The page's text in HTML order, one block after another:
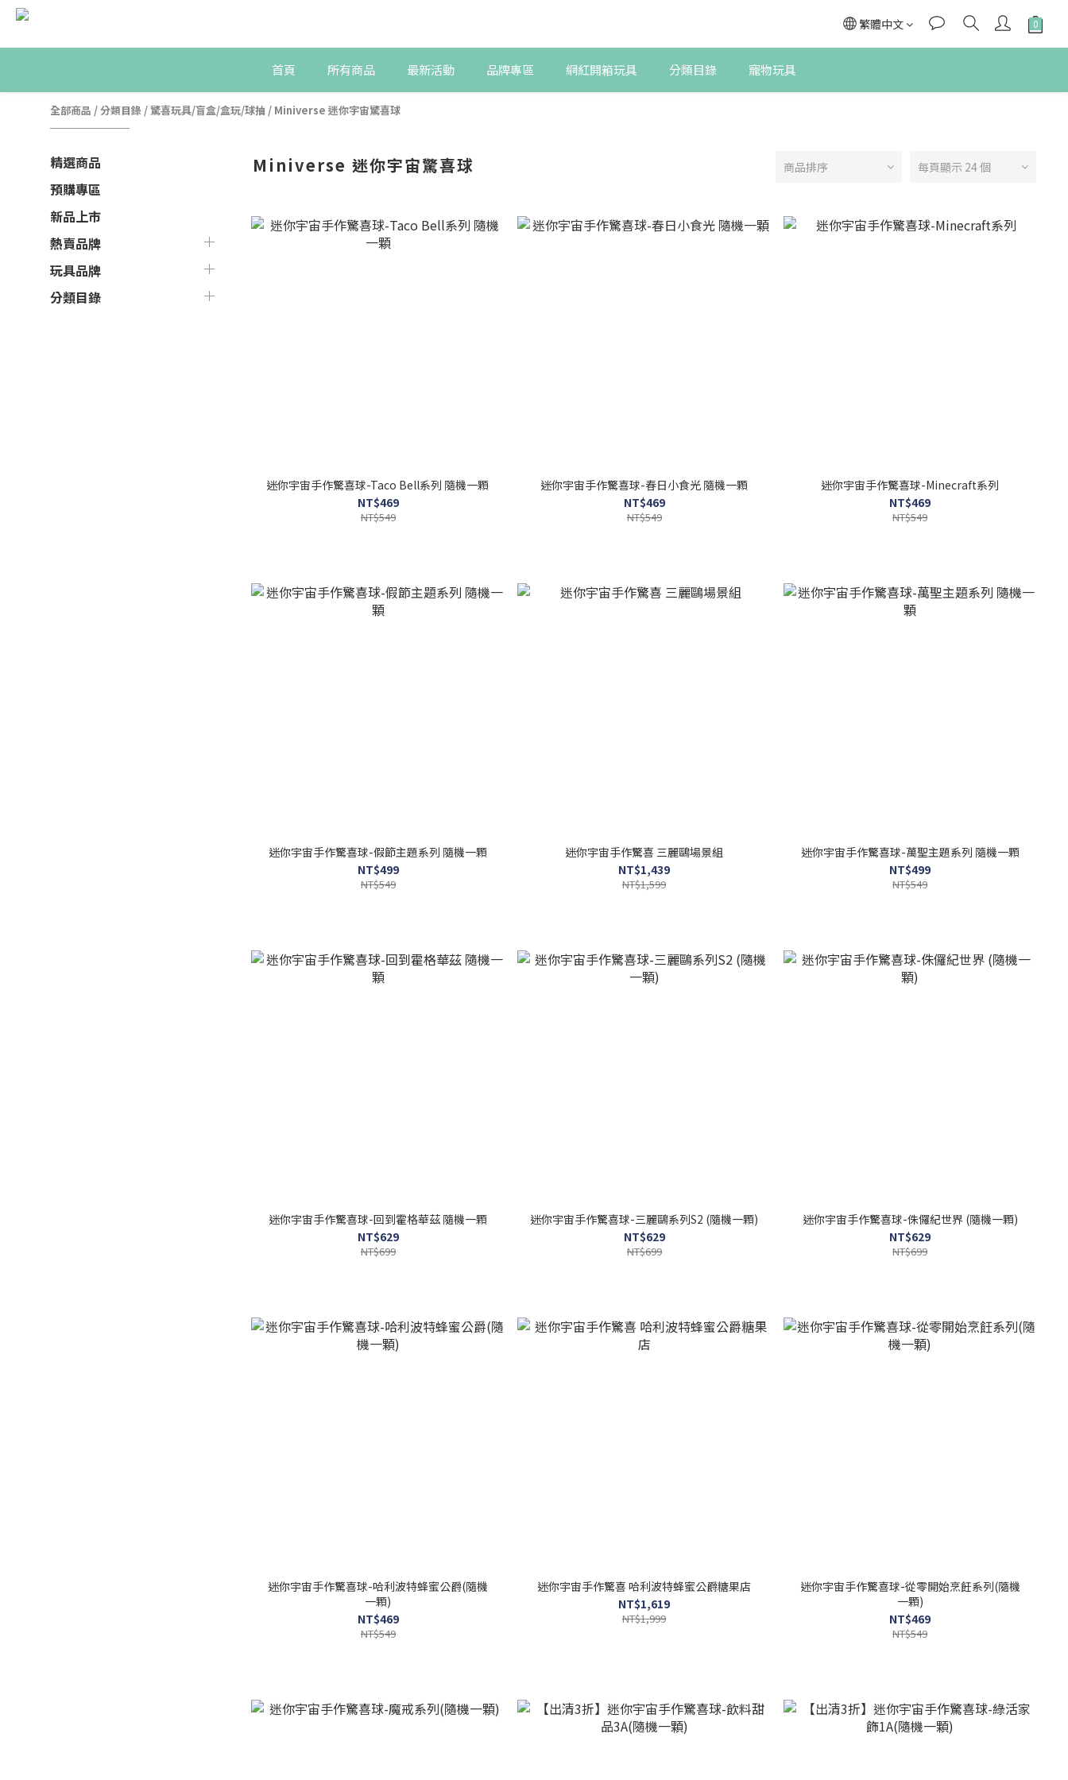
繁體中文
首頁 所有商品 最新活動 品牌專區 網紅開箱玩具 分類目錄 寵物玩具
全部商品 /分類目錄 /驚喜玩具/盲盒/盒玩/球抽 / Miniverse 迷你宇宙驚喜球
精選商品
預購專區
新品上市
熱賣品牌
玩具品牌
分類目錄
Miniverse 迷你宇宙驚喜球 商品排序 每頁顯示 24 個
迷你宇宙手作驚喜球-Taco Bell系列 隨機一顆
NT$469
NT$549
迷你宇宙手作驚喜球-春日小食光 隨機一顆
NT$469
NT$549
迷你宇宙手作驚喜球-Minecraft系列
NT$469
NT$549
迷你宇宙手作驚喜球-假節主題系列 隨機一顆
NT$499
NT$549
迷你宇宙手作驚喜 三麗鷗場景組
NT$1,439
NT$1,599
迷你宇宙手作驚喜球-萬聖主題系列 隨機一顆
NT$499
NT$549
迷你宇宙手作驚喜球-回到霍格華茲 隨機一顆
NT$629
NT$699
迷你宇宙手作驚喜球-三麗鷗系列S2 (隨機一顆)
NT$629
NT$699
迷你宇宙手作驚喜球-侏儸紀世界 (隨機一顆)
NT$629
NT$699
迷你宇宙手作驚喜球-哈利波特蜂蜜公爵(隨機
一顆)
NT$469
NT$549
迷你宇宙手作驚喜 哈利波特蜂蜜公爵糖果店
NT$1,619
NT$1,999
迷你宇宙手作驚喜球-從零開始烹飪系列(隨機
一顆)
NT$469
NT$549